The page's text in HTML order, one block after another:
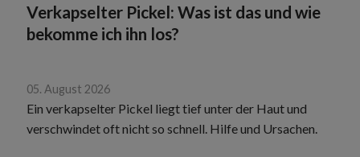
Verkapselter Pickel: Was ist das und wie
bekomme ich ihn los?
05. August 2026
Ein verkapselter Pickel liegt tief unter der Haut und
verschwindet oft nicht so schnell. Hilfe und Ursachen.